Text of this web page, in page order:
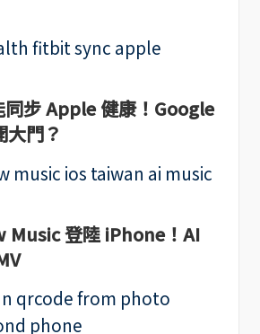
步 Apple 健康！Google
大門？
Music 登陸 iPhone！AI